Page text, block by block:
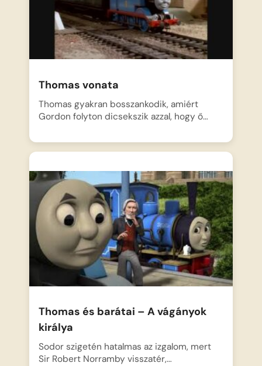
Thomas vonata
Thomas gyakran bosszankodik, amiért
Gordon folyton dicsekszik azzal, hogy ő…
Thomas és barátai – A vágányok
királya
Sodor szigetén hatalmas az izgalom, mert
Sir Robert Norramby visszatér,…